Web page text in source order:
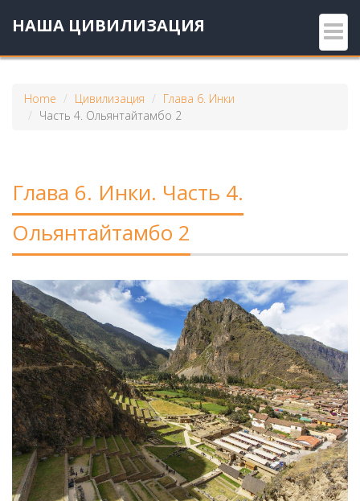
НАША ЦИВИЛИЗАЦИЯ
Home Цивилизация
Глава 6. Инки
Часть 4. Ольянтайтамбо 2
Глава 6. Инки. Часть 4.
Ольянтайтамбо 2